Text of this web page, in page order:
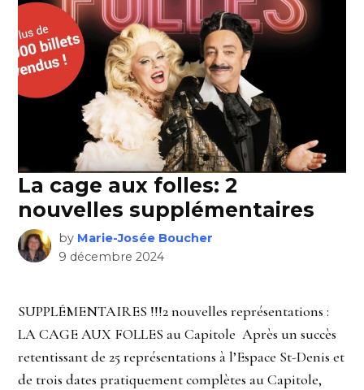
La cage aux folles: 2
nouvelles supplémentaires
by Marie-Josée Boucher
9 décembre 2024
SUPPLÉMENTAIRES !!!2 nouvelles représentations :
LA CAGE AUX FOLLES au Capitole Après un succès
retentissant de 25 représentations à l’Espace St-Denis et
de trois dates pratiquement complètes au Capitole,